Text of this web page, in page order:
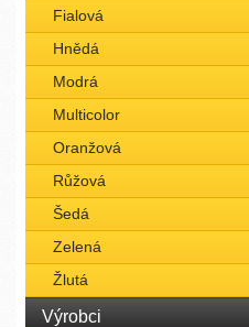
Fialová
Hnědá
Modrá
Multicolor
Oranžová
Růžová
Šedá
Zelená
Žlutá
Výrobci